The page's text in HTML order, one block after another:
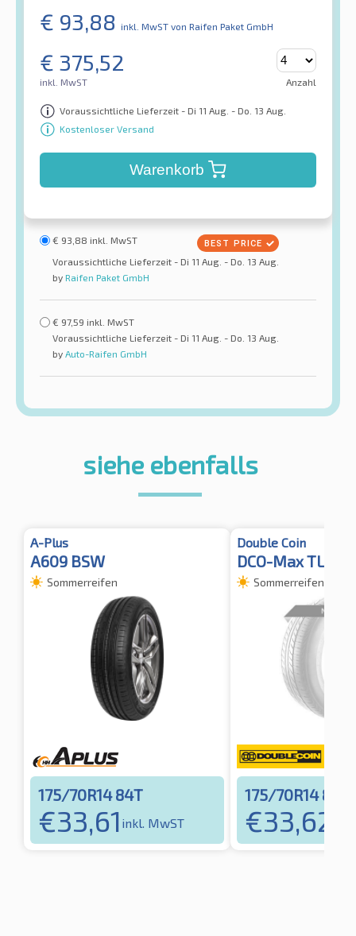
€ 93,88 inkl. MwST von Raifen Paket GmbH
€ 375,52
inkl. MwST Anzahl
Voraussichtliche Lieferzeit - Di 11 Aug. - Do. 13 Aug.
Kostenloser Versand
Warenkorb
€ 93,88 inkl. MwST
Voraussichtliche Lieferzeit - Di 11 Aug. - Do. 13 Aug.
by Raifen Paket GmbH
€ 97,59 inkl. MwST
Voraussichtliche Lieferzeit - Di 11 Aug. - Do. 13 Aug.
by Auto-Raifen GmbH
siehe ebenfalls
A-Plus
A609 BSW
Sommerreifen
175/70R14 84T
€33,61 inkl. MwST
Double Coin
DCO-Max TL
Sommerreifen
175/70R14 84T
€33,62